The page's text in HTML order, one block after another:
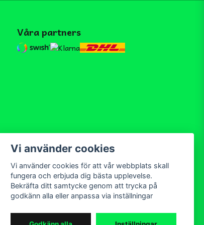
Våra partners
Vi använder cookies
Vi använder cookies för att vår webbplats skall
fungera och erbjuda dig bästa upplevelse.
Bekräfta ditt samtycke genom att trycka på
godkänn alla eller anpassa via inställningar